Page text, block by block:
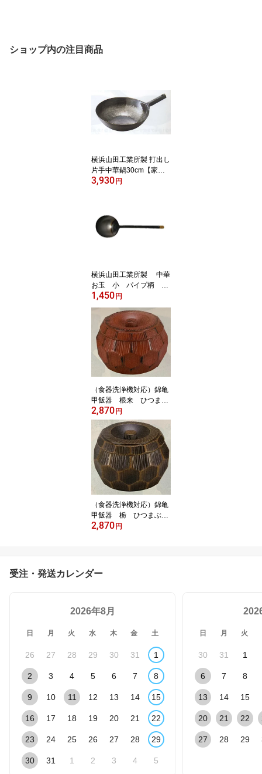
ショップ内の注目商品
横浜山田工業所製 打出し
片手中華鍋30cm【家庭
用にお勧めサイズ】北京
3,930 円
横浜山田工業所製 中華
お玉 小 パイプ柄 町
中華 台湾小皿料理
1,450 円
（食器洗浄機対応）錦亀
甲飯器 根来 ひつまぶ
し 鰻重 うな重 蒲
焼 寿司 割烹 居酒
屋 旅館 ホテル バイ
キング
2,870 円
（食器洗浄機対応）錦亀
甲飯器 栃 ひつまぶ
し 鰻重 うな重 蒲
2,870 円
受注・発送カレンダー
2026年8月
日 月 火 水 木 金 土
26 27 28 29 30 31 1
2 3 4 5 6 7 8
9 10 11 12 13 14 15
16 17 18 19 20 21 22
23 24 25 26 27 28 29
30 31 1 2 3 4 5
日 月 火
30 31 1
6 7 8
13 14 15
20 21 22
27 28 29